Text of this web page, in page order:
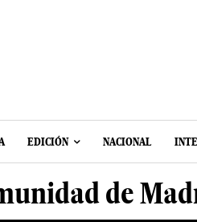
EDICIÓN NACIONAL
de